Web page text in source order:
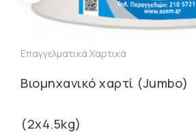
Επαγγελματικά Χαρτικά
Βιομηχανικό χαρτί (Jumbo)
(2x4.5kg)